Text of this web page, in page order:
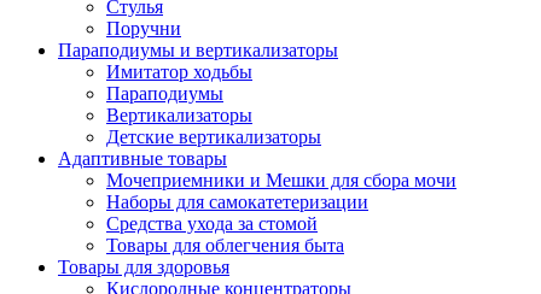
Стулья
Поручни
Параподиумы и вертикализаторы
Имитатор ходьбы
Параподиумы
Вертикализаторы
Детские вертикализаторы
Адаптивные товары
Мочеприемники и Мешки для сбора мочи
Наборы для самокатетеризации
Средства ухода за стомой
Товары для облегчения быта
Товары для здоровья
Кислородные концентраторы